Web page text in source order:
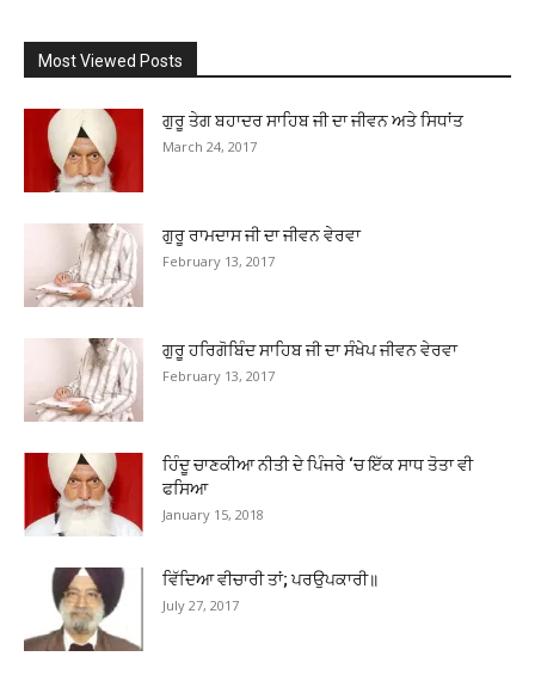
Most Viewed Posts
ਗੁਰੂ ਤੇਗ ਬਹਾਦਰ ਸਾਹਿਬ ਜੀ ਦਾ ਜੀਵਨ ਅਤੇ ਸਿਧਾਂਤ
March 24, 2017
ਗੁਰੂ ਰਾਮਦਾਸ ਜੀ ਦਾ ਜੀਵਨ ਵੇਰਵਾ
February 13, 2017
ਗੁਰੂ ਹਰਿਗੋਬਿੰਦ ਸਾਹਿਬ ਜੀ ਦਾ ਸੰਖੇਪ ਜੀਵਨ ਵੇਰਵਾ
February 13, 2017
ਹਿੰਦੂ ਚਾਣਕੀਆ ਨੀਤੀ ਦੇ ਪਿੰਜਰੇ ‘ਚ ਇੱਕ ਸਾਧ ਤੋਤਾ ਵੀ
ਫਸਿਆ
January 15, 2018
ਵਿੱਦਿਆ ਵੀਚਾਰੀ ਤਾਂ; ਪਰਉਪਕਾਰੀ॥
July 27, 2017